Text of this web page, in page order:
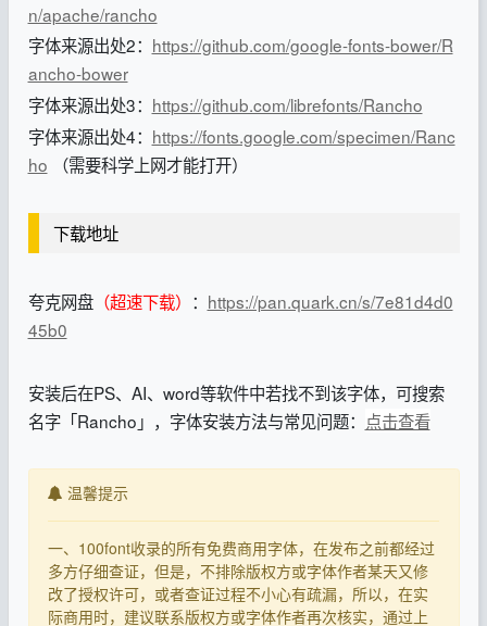
n/apache/rancho
字体来源出处2： https://github.com/google-fonts-bower/R
ancho-bower
字体来源出处3： https://github.com/librefonts/Rancho
字体来源出处4： https://fonts.google.com/specimen/Ranc
ho （需要科学上网才能打开）
下载地址
夸克网盘（超速下载） ： https://pan.quark.cn/s/7e81d4d0
45b0
安装后在PS、AI、word等软件中若找不到该字体，可搜索
名字「Rancho」，字体安装方法与常见问题： 点击查看
温馨提示
一、100font收录的所有免费商用字体，在发布之前都经过
多方仔细查证，但是，不排除版权方或字体作者某天又修
改了授权许可，或者查证过程不小心有疏漏，所以，在实
际商用时，建议联系版权方或字体作者再次核实，通过上